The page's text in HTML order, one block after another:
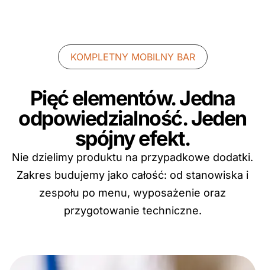
KOMPLETNY MOBILNY BAR
Pięć elementów. Jedna
odpowiedzialność. Jeden
spójny efekt.
Nie dzielimy produktu na przypadkowe dodatki.
Zakres budujemy jako całość: od stanowiska i
zespołu po menu, wyposażenie oraz
przygotowanie techniczne.